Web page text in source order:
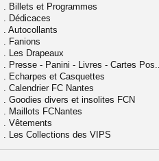
Billets et Programmes
Dédicaces
Autocollants
Fanions
Les Drapeaux
Presse - Panini - Livres - Cartes Pos...
Echarpes et Casquettes
Calendrier FC Nantes
Goodies divers et insolites FCN
Maillots FCNantes
Vêtements
Les Collections des VIPS